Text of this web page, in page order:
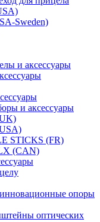
Sweden)
и аксессуары
и аксессуары
STICKS (FR)
(CAN)
опоры
оптических